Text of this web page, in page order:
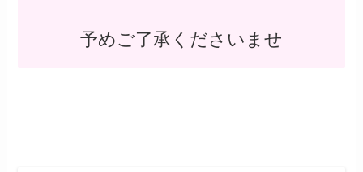
予めご了承くださいませ